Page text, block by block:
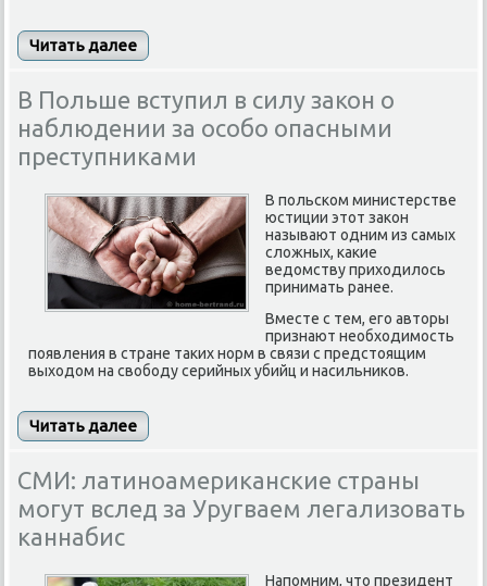
Читать далее
В Польше вступил в силу закон о
наблюдении за особо опасными
преступниками
В польском министерстве
юстиции этот закон
называют одним из самых
сложных, какие
ведомству приходилось
принимать ранее.
Вместе с тем, его авторы
признают необходимость
появления в стране таких норм в связи с предстоящим
выходом на свободу серийных убийц и насильников.
Читать далее
СМИ: латиноамериканские страны
могут вслед за Уругваем легализовать
каннабис
Напомним, что президент